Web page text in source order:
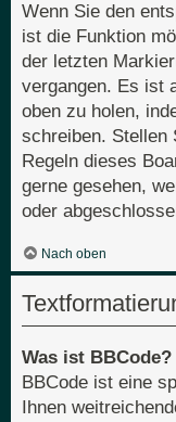
Wenn Sie den
ist die Funktion
der letzten
vergangen. Es ist
oben zu holen,
schreiben. Stellen
Regeln dieses
gerne gesehen,
oder
Nach oben
Was ist BBCode?
BBCode ist eine
Ihnen